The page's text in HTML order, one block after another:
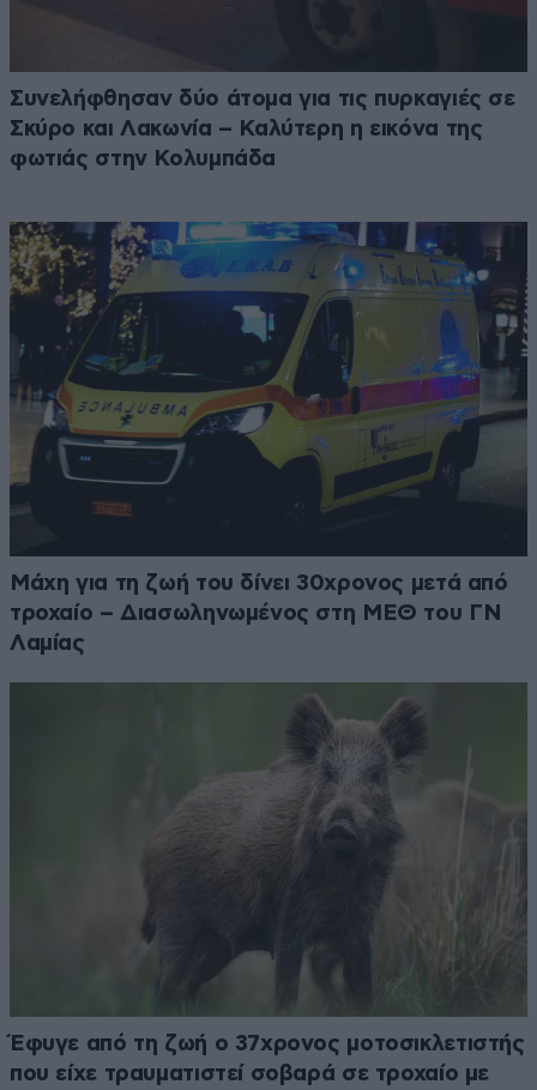
Συνελήφθησαν δύο άτομα για τις πυρκαγιές σε
Σκύρο και Λακωνία – Καλύτερη η εικόνα της
φωτιάς στην Κολυμπάδα
Μάχη για τη ζωή του δίνει 30χρονος μετά από
τροχαίο – Διασωληνωμένος στη ΜΕΘ του ΓΝ
Λαμίας
Έφυγε από τη ζωή ο 37χρονος μοτοσικλετιστής
που είχε τραυματιστεί σοβαρά σε τροχαίο με